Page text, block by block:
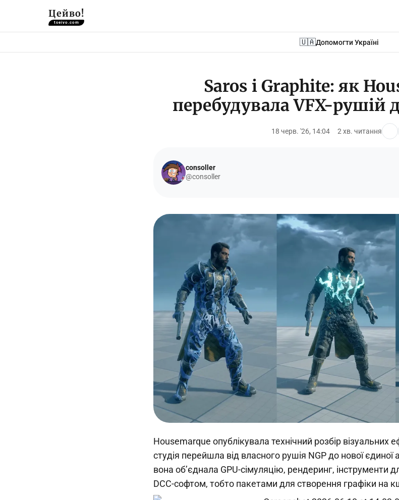
Цейво!
tseivo.com
🇺🇦Допомогти Україні
Saros і Graphite: як
перебудувала VFX-рушій
18 черв. '26, 14:04 2 хв. читання
consoller
@consoller
Housemarque опублікувала технічний розбір візуальних
студія перейшла від власного рушія NGP до нової
вона об’єднала GPU-сімуляцію, рендеринг, інструменти
DCC-софтом, тобто пакетами для створення графіки на